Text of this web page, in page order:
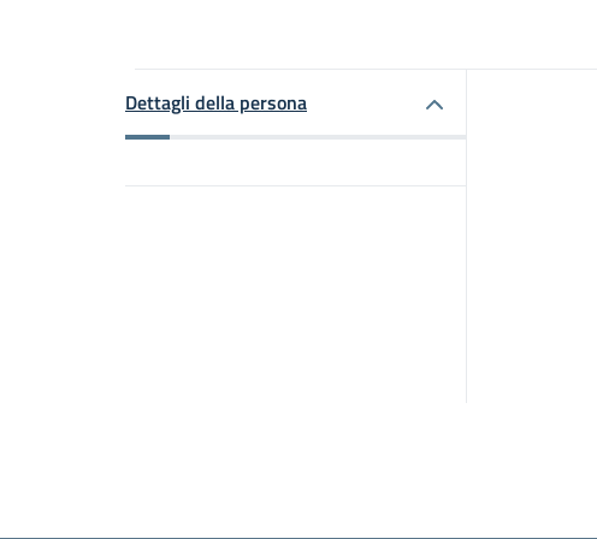
Dettagli della persona